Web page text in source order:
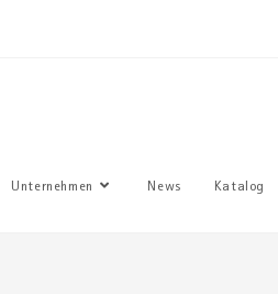
Unternehmen News Katalog